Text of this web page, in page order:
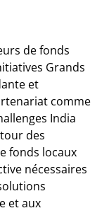
de fonds
Grands
et
comme
India
des
fonds locaux
nécessaires
et aux